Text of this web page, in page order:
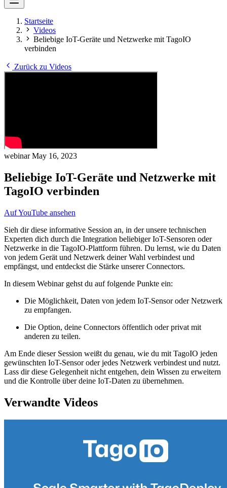
Startseite
Videos
Beliebige IoT-Geräte und Netzwerke mit TagoIO
verbinden
Zurück zu Videos
webinarMay 16, 2023
Beliebige IoT-Geräte und Netzwerke mit
TagoIO verbinden
Auf YouTube ansehen
Sieh dir diese informative Session an, in der unsere technischen
Experten dich durch die Integration beliebiger IoT-Sensoren oder
Netzwerke in die TagoIO-Plattform führen. Du lernst, wie du Daten
von jedem Gerät und Netzwerk deiner Wahl verbindest und
empfängst, und entdeckst die Stärke unserer Connectors.
In diesem Webinar gehst du auf folgende Punkte ein:
Die Möglichkeit, Daten von jedem IoT-Sensor oder Netzwerk
zu empfangen.
Die Option, deine Connectors öffentlich oder privat mit
anderen zu teilen.
Am Ende dieser Session weißt du genau, wie du mit TagoIO jeden
gewünschten IoT-Sensor oder jedes Netzwerk verbindest und nutzt.
Lass dir diese Gelegenheit nicht entgehen, dein Wissen zu erweitern
und die Kontrolle über deine IoT-Daten zu übernehmen.
Verwandte Videos